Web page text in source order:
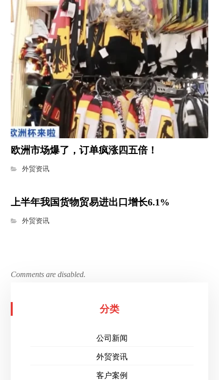
欧洲市场爆了，订单疯涨四五倍！
外贸资讯
上半年我国货物贸易进出口增长6.1%
外贸资讯
Comments are disabled.
分类
公司新闻
外贸资讯
客户案例